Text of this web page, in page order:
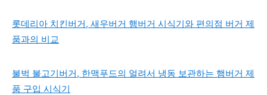
롯데리아 치킨버거, 새우버거 햄버거 시식기와 편의점 버거 제
품과의 비교
불벅 불고기버거, 한맥푸드의 얼려서 냉동 보관하는 햄버거 제
품 구입 시식기